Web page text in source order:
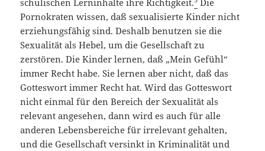
schulischen Lerninhalte ihre Richtigkeit. Die
Pornokraten wissen, daß sexualisierte Kinder nicht
erziehungsfähig sind. Deshalb benutzen sie die
Sexualität als Hebel, um die Gesellschaft zu
zerstören. Die Kinder lernen, daß „Mein Gefühl“
immer Recht habe. Sie lernen aber nicht, daß das
Gotteswort immer Recht hat. Wird das Gotteswort
nicht einmal für den Bereich der Sexualität als
relevant angesehen, dann wird es auch für alle
anderen Lebensbereiche für irrelevant gehalten,
und die Gesellschaft versinkt in Kriminalität und